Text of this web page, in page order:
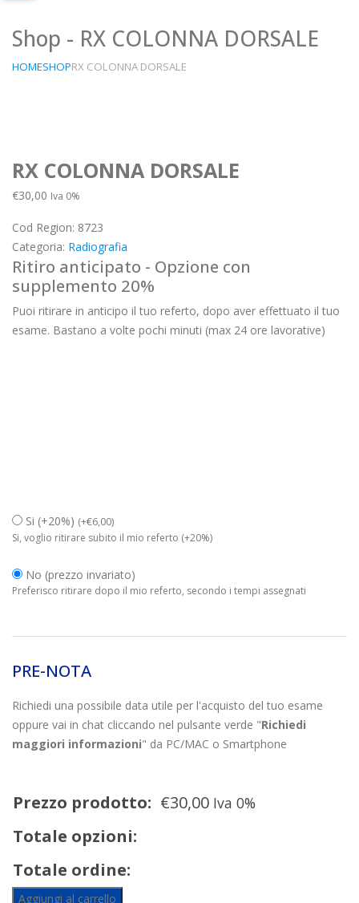
Shop - RX COLONNA DORSALE
HOMESHOPRX COLONNA DORSALE
RX COLONNA DORSALE
€30,00 Iva 0%
Cod Region: 8723
Categoria: Radiografia
Ritiro anticipato - Opzione con
supplemento 20%
Puoi ritirare in anticipo il tuo referto, dopo aver effettuato il tuo
esame. Bastano a volte pochi minuti (max 24 ore lavorative)
Si (+20%) (+€6,00)
Si, voglio ritirare subito il mio referto (+20%)
No (prezzo invariato)
Preferisco ritirare dopo il mio referto, secondo i tempi assegnati
PRE-NOTA
Richiedi una possibile data utile per l'acquisto del tuo esame
oppure vai in chat cliccando nel pulsante verde "Richiedi
maggiori informazioni" da PC/MAC o Smartphone
Prezzo prodotto: €30,00 Iva 0%
Totale opzioni:
Totale ordine:
Aggiungi al carrello